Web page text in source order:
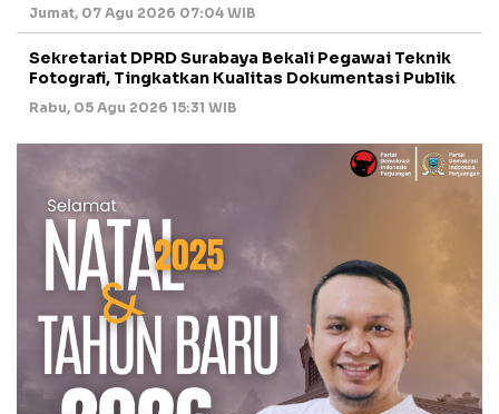
Jumat, 07 Agu 2026 07:04 WIB
Sekretariat DPRD Surabaya Bekali Pegawai Teknik
Fotografi, Tingkatkan Kualitas Dokumentasi Publik
Rabu, 05 Agu 2026 15:31 WIB